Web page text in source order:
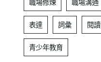
職場修煉 職場溝通
表達 詞彙 閱讀
青少年教育